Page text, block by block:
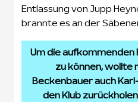
Entlassung von Jupp
brannte es an der
Um die
zu können, wollte
Beckenbauer auch
den Klub